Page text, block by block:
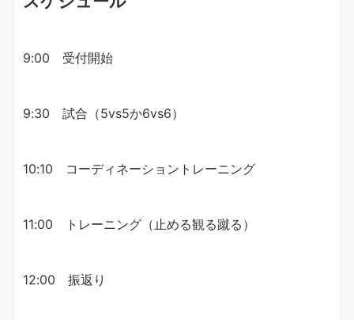
9:00 受付開始
9:30 試合（5vs5か6vs6）
10:10 コーディネーショントレーニング
11:00 トレーニング（止める観る蹴る）
12:00 振返り